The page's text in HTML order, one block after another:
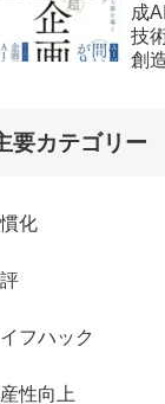
成
技
創
要カテゴリー
化
フハック
性向上